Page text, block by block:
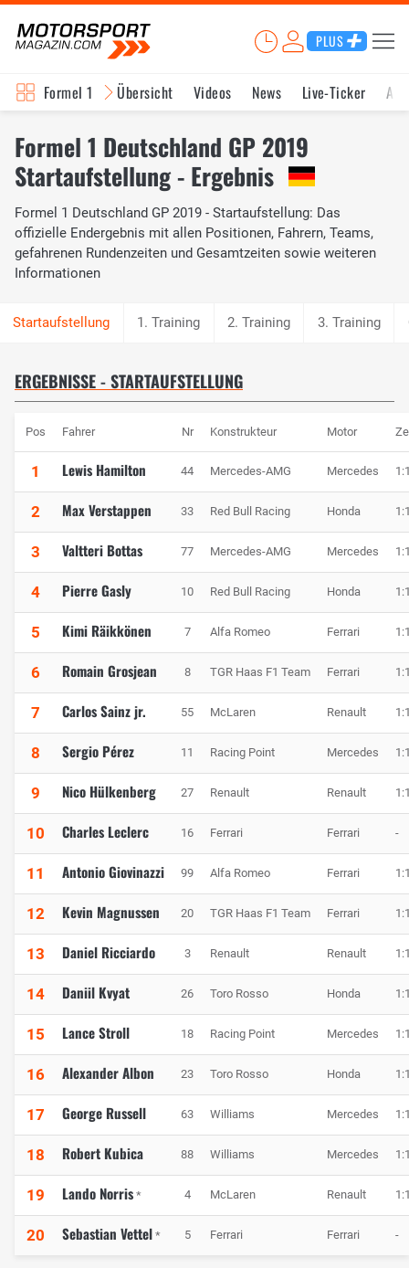
PLUS
Formel 1 Übersicht Videos News Live-Ticker
Formel 1 Deutschland GP 2019
Startaufstellung - Ergebnis
Formel 1 Deutschland GP 2019 - Startaufstellung: Das
offizielle Endergebnis mit allen Positionen, Fahrern, Teams,
gefahrenen Rundenzeiten und Gesamtzeiten sowie weiteren
Informationen
1. Training 2. Training 3. Training
ERGEBNISSE - STARTAUFSTELLUNG
Pos Fahrer Nr Konstrukteur Motor
1 Lewis Hamilton 44 Mercedes-AMG Mercedes
2 Max Verstappen 33 Red Bull Racing Honda
3 Valtteri Bottas 77 Mercedes-AMG Mercedes
4 Pierre Gasly 10 Red Bull Racing Honda
5 Kimi Räikkönen 7 Alfa Romeo Ferrari
6 Romain Grosjean 8 TGR Haas F1 Team Ferrari
7 Carlos Sainz jr. 55 McLaren Renault
8 Sergio Pérez 11 Racing Point Mercedes
9 Nico Hülkenberg 27 Renault Renault
10 Charles Leclerc 16 Ferrari Ferrari -
11 Antonio Giovinazzi 99 Alfa Romeo Ferrari
12 Kevin Magnussen 20 TGR Haas F1 Team Ferrari
13 Daniel Ricciardo 3 Renault Renault
14 Daniil Kvyat 26 Toro Rosso Honda
15 Lance Stroll 18 Racing Point Mercedes
16 Alexander Albon 23 Toro Rosso Honda
17 George Russell 63 Williams Mercedes
18 Robert Kubica 88 Williams Mercedes
19 Lando Norris * 4 McLaren Renault
20 Sebastian Vettel * 5 Ferrari Ferrari -